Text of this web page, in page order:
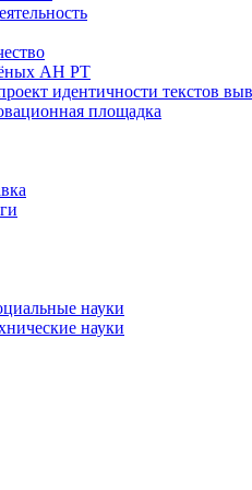
АН РТ
идентичности текстов
площадка
науки
науки